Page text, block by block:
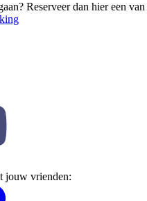
Reserveer dan hier een van
jouw vrienden: